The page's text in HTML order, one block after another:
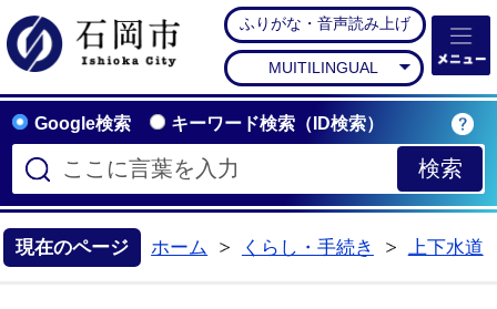
石岡市公式ホームペー
ふりがな・音声読み上げ
MUITILINGUAL
Google検索 キーワード検索（ID検索）
現在のページ ホーム
くらし・手続き
上下水道